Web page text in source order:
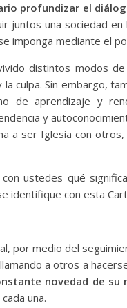
profundizar el
juntos una sociedad
imponga mediante el
distintos modos
culpa. Sin embargo,
de aprendizaje y
y
a ser Iglesia con
ustedes qué
identifique con esta
por medio del
a otros a
novedad de su
una.